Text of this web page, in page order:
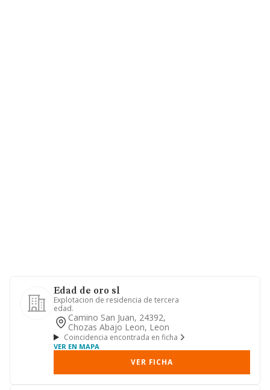
Edad de oro sl
Explotacion de residencia de tercera
edad.
Camino San Juan, 24392,
Chozas Abajo Leon, Leon
Coincidencia encontrada en ficha
VER EN MAPA
VER FICHA